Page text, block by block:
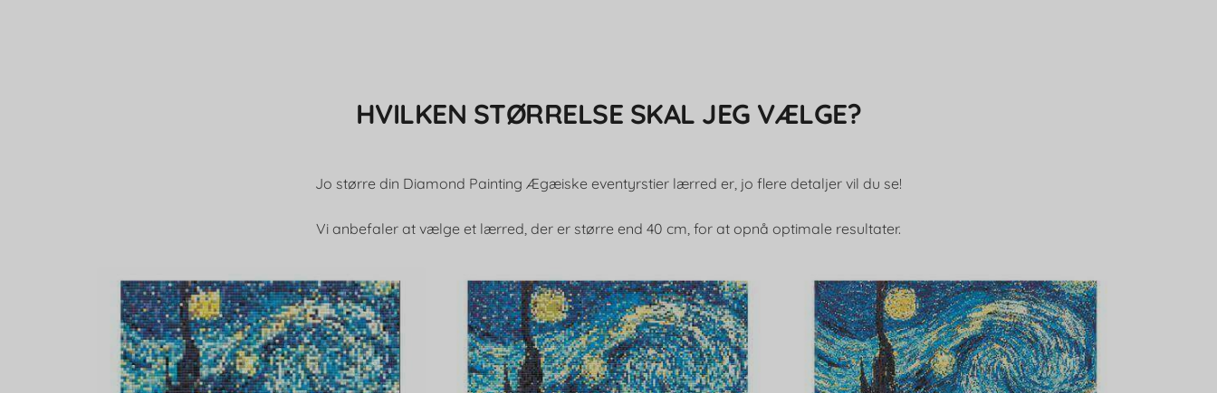
HVILKEN STØRRELSE SKAL JEG VÆLGE?
Jo større din Diamond Painting Ægæiske eventyrstier lærred er, jo flere detaljer vil du se!
Vi anbefaler at vælge et lærred, der er større end 40 cm, for at opnå optimale resultater.